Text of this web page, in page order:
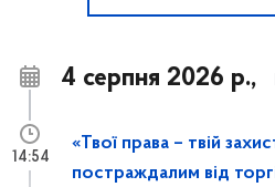
4 серпня 2026 р.,
«Твої права – твій
14:54